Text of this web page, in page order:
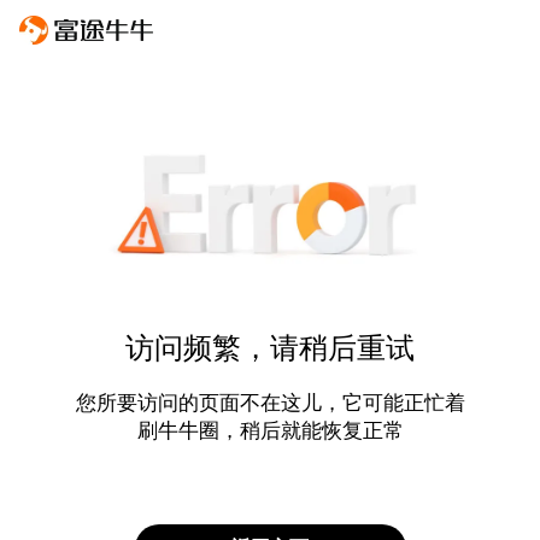
访问频繁，请稍后重试
您所要访问的页面不在这儿，它可能正忙着
刷牛牛圈，稍后就能恢复正常